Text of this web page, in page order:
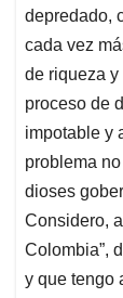
depredado,
cada vez
de riqueza y
proceso de
impotable y
problema
dioses
Considero,
Colombia”,
y que tengo